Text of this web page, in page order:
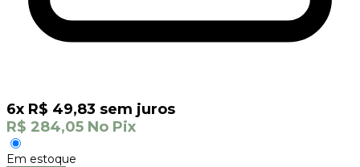
6x R$ 49,83 sem juros
R$ 284,05 No Pix
Em estoque